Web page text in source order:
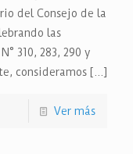
del Consejo de la
las
310, 283, 290 y
consideramos […]
Ver más